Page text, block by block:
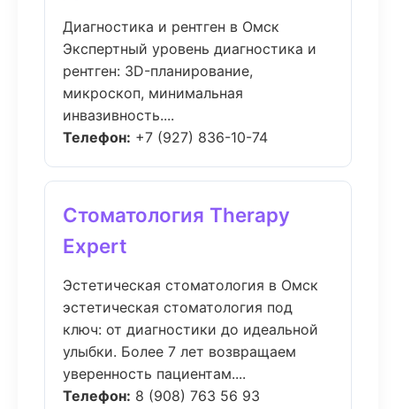
Диагностика и рентген в Омск
Экспертный уровень диагностика и
рентген: 3D-планирование,
микроскоп, минимальная
инвазивность....
Телефон: +7 (927) 836-10-74
Стоматология Therapy
Expert
Эстетическая стоматология в Омск
эстетическая стоматология под
ключ: от диагностики до идеальной
улыбки. Более 7 лет возвращаем
уверенность пациентам....
Телефон: 8 (908) 763 56 93